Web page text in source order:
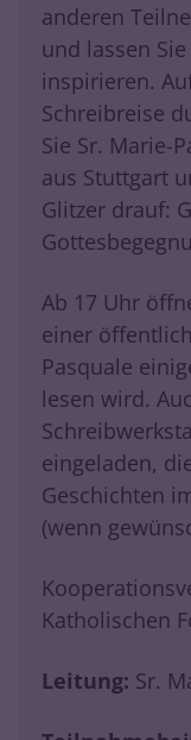
anderen
und lassen
inspirieren.
Schreibreise
Sie Sr. Marie-
aus Stuttgart
Glitzer drauf:
Ab 17 Uhr
einer
Pasquale
lesen wird.
eingeladen,
Geschichten
(wenn
Katholischen
Leitung: Sr.